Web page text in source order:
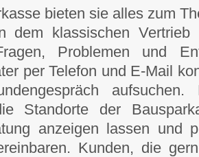
bieten sie alles zum
dem klassischen
Problemen und
per Telefon und E-Mail
Standorte der
anzeigen lassen und
Kunden, die